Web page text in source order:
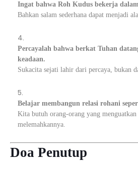
Ingat bahwa Roh Kudus bekerja
Bahkan salam sederhana dapat menjadi
Percayalah bahwa berkat Tuhan
keadaan.
Sukacita sejati lahir dari percaya, bukan
Belajar membangun relasi rohani
Kita butuh orang-orang yang
melemahkannya.
Doa Penutup